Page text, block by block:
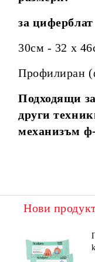
за циферблат
30см - 32 х
Профилиран
Подходящи
други
механизъм
Нови